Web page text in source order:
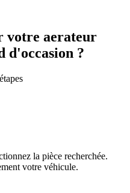
votre aerateur
d'occasion ?
la pièce recherchée.
votre véhicule.